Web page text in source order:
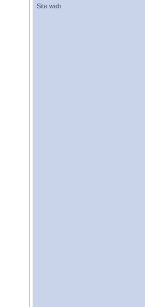
Site web